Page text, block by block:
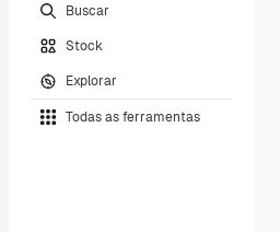
Buscar
Stock
Explorar
Todas as ferramentas